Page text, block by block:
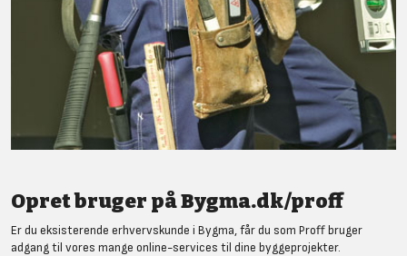
Opret bruger på Bygma.dk/proff
Er du eksisterende erhvervskunde i Bygma, får du som Proff bruger
adgang til vores mange online-services til dine byggeprojekter.